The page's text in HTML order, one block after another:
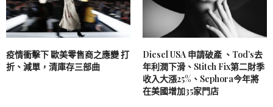
疫情衝擊下 歐美零售商之應變 打
折、減單，清庫存三部曲
Diesel USA 申請破產 、Tod’s去
年利潤下滑、Stitch Fix第二財季
收入大漲25%、Sephora今年將
在美國增加35家門店